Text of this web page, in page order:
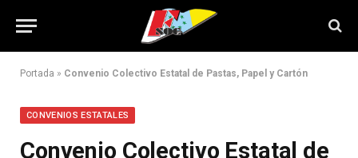
Portada » Convenio Colectivo Estatal de Pastas, Papel y Cartón
CONVENIOS ESTATALES
Convenio Colectivo Estatal de